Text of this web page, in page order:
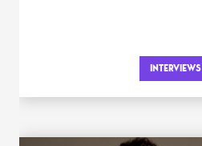
INTERVIEWS